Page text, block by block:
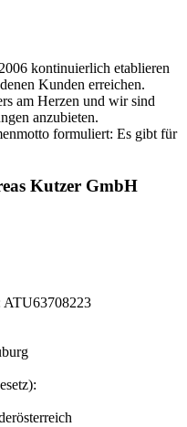
kontinuierlich etablieren
Kunden erreichen.
am Herzen und wir sind
anzubieten.
formuliert: Es gibt für
Kutzer GmbH
ATU63708223